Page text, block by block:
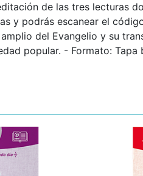
de las tres lecturas
y podrás escanear el
del Evangelio y su
popular. - Formato: Tapa